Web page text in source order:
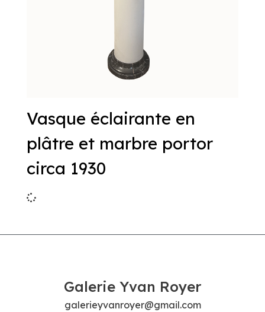
Vasque éclairante en
plâtre et marbre portor
circa 1930
Galerie Yvan Royer
galerieyvanroyer@gmail.com